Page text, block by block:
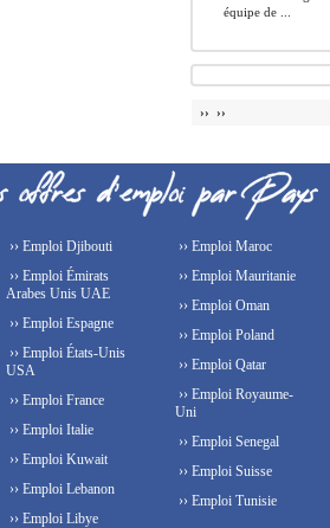
équipe de ...
›› ››
›› Emploi Djibouti
›› Emploi Émirats
Arabes Unis UAE
›› Emploi Espagne
›› Emploi États-Unis
USA
›› Emploi France
›› Emploi Italie
›› Emploi Kuwait
›› Emploi Lebanon
›› Emploi Libye
›› Emploi Maroc
›› Emploi Mauritanie
›› Emploi Oman
›› Emploi Poland
›› Emploi Qatar
›› Emploi Royaume-
Uni
›› Emploi Senegal
›› Emploi Suisse
›› Emploi Tunisie